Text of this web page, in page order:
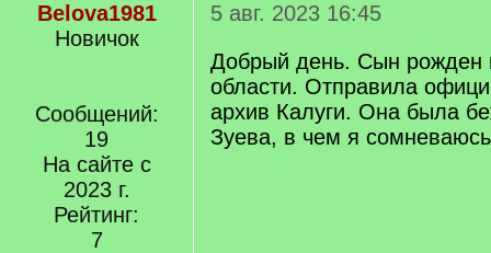
Belova1981
Новичок
Сообщений:
19
На сайте с
2023 г.
Рейтинг:
7
5 авг. 2023 16:45
Добрый день. Сын рожден
области. Отправила
архив Калуги. Она была
Зуева, в чем я